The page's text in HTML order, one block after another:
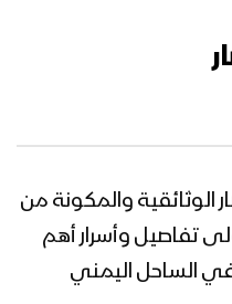
الوثائقية والمكونة من
تفاصيل وأسرار أهم
الساحل اليمني